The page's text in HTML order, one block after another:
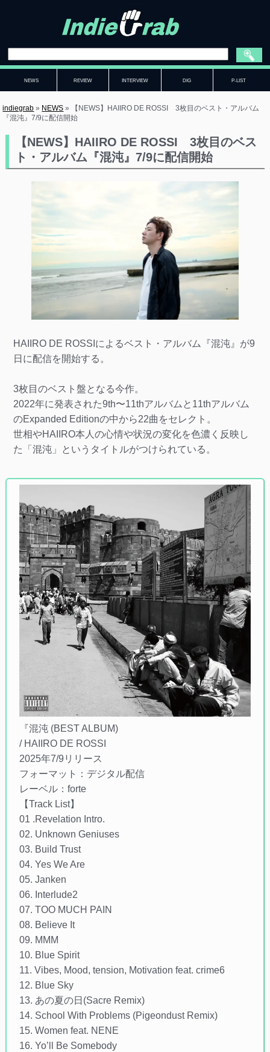
NEWS REVIEW INTERVIEW DIG P-LIST
indiegrab » NEWS »
【NEWS】HAIIRO DE ROSSI 3枚目のベスト・アルバム
『混沌』7/9に配信開始
【NEWS】HAIIRO DE ROSSI 3枚目のベス
ト・アルバム『混沌』7/9に配信開始
HAIIRO DE ROSSIによるベスト・アルバム『混沌』が9
日に配信を開始する。
3枚目のベスト盤となる今作。
2022年に発表された9th〜11thアルバムと11thアルバム
のExpanded Editionの中から22曲をセレクト。
世相やHAIIRO本人の心情や状況の変化を色濃く反映し
た「混沌」というタイトルがつけられている。
『混沌 (BEST ALBUM)
/ HAIIRO DE ROSSI
2025年7/9リリース
フォーマット：デジタル配信
レーベル：forte
【Track List】
01 .Revelation Intro.
02. Unknown Geniuses
03. Build Trust
04. Yes We Are
05. Janken
06. Interlude2
07. TOO MUCH PAIN
08. Believe It
09. MMM
10. Blue Spirit
11. Vibes, Mood, tension, Motivation feat. crime6
12. Blue Sky
13. あの夏の日(Sacre Remix)
14. School With Problems (Pigeondust Remix)
15. Women feat. NENE
16. Yo’ll Be Somebody